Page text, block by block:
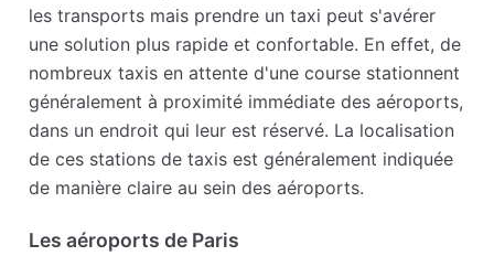
les transports mais prendre un taxi peut s'avérer
une solution plus rapide et confortable. En effet, de
nombreux taxis en attente d'une course stationnent
généralement à proximité immédiate des aéroports,
dans un endroit qui leur est réservé. La localisation
de ces stations de taxis est généralement indiquée
de manière claire au sein des aéroports.
Les aéroports de Paris